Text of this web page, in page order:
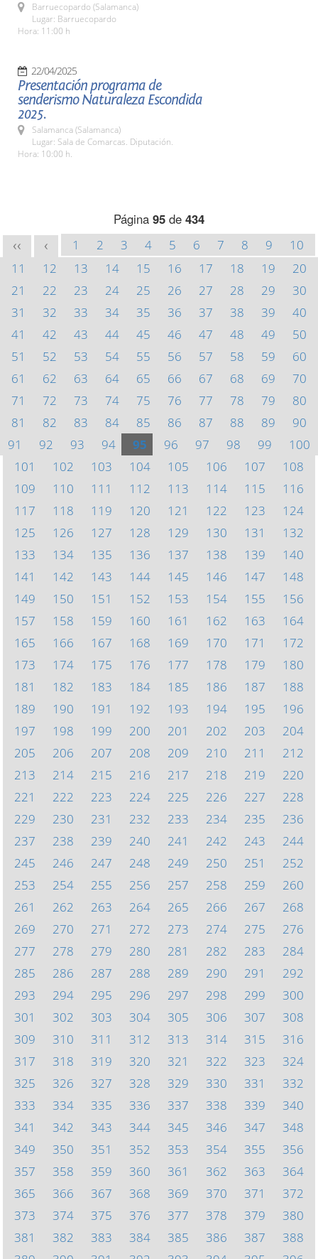
Barruecopardo (Salamanca)
Lugar: Barruecopardo
Hora: 11:00 h
22/04/2025
Presentación programa de
senderismo Naturaleza Escondida
2025.
Salamanca (Salamanca)
Lugar: Sala de Comarcas. Diputación.
Hora: 10:00 h.
Página 95 de 434
<< < 1 2 3 4 5 6 7 8 9
10
11
12 13 14 15 16 17 18 19
20
21
22 23 24 25 26 27 28 29
30
31
32 33 34 35 36 37 38 39
40
41
42 43 44 45 46 47 48 49
50
51
52 53 54 55 56 57 58 59
60
61
62 63 64 65 66 67 68 69
70
71
72 73 74 75 76 77 78 79
80
81
82 83 84 85 86 87 88 89
90
91
92 93 94 95 96 97 98 99
100
101
102 103 104 105 106 107
108
109
110 111 112 113 114 115
116
117
118 119 120 121 122 123
124
125
126 127 128 129 130 131
132
133
134 135 136 137 138 139
140
141
142 143 144 145 146 147
148
149
150 151 152 153 154 155
156
157
158 159 160 161 162 163
164
165
166 167 168 169 170 171
172
173
174 175 176 177 178 179
180
181
182 183 184 185 186 187
188
189
190 191 192 193 194 195
196
197
198 199 200 201 202 203
204
205
206 207 208 209 210 211
212
213
214 215 216 217 218 219
220
221
222 223 224 225 226 227
228
229
230 231 232 233 234 235
236
237
238 239 240 241 242 243
244
245
246 247 248 249 250 251
252
253
254 255 256 257 258 259
260
261
262 263 264 265 266 267
268
269
270 271 272 273 274 275
276
277
278 279 280 281 282 283
284
285
286 287 288 289 290 291
292
293
294 295 296 297 298 299
300
301
302 303 304 305 306 307
308
309
310 311 312 313 314 315
316
317
318 319 320 321 322 323
324
325
326 327 328 329 330 331
332
333
334 335 336 337 338 339
340
341
342 343 344 345 346 347
348
349
350 351 352 353 354 355
356
357
358 359 360 361 362 363
364
365
366 367 368 369 370 371
372
373
374 375 376 377 378 379
380
381
382 383 384 385 386 387
388